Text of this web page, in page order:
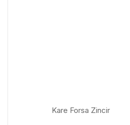
Kare Forsa Zincir